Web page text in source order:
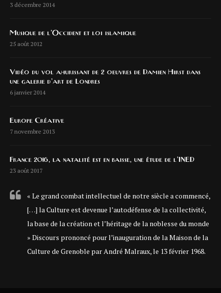
3 décembre 2014
Musique de l’Occident et loi islamique
25 août 2012
Vidéo du vol ahurissant de 2 oeuvres de Damien Hirst dans
une galerie d’art de Londres
6 janvier 2014
Europe Créative
7 novembre 2013
France 2016, la natalité est en baisse, une étude de l’INED
23 août 2017
« Le grand combat intellectuel de notre siècle a commencé,
[…] la Culture est devenue l’autodéfense de la collectivité,
la base de la création et l’héritage de la noblesse du monde
» Discours prononcé pour l’inauguration de la Maison de la
Culture de Grenoble par André Malraux, le 13 février 1968.